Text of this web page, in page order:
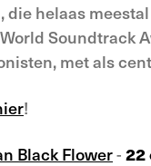
helaas
Soundtrack
met als
!
Black Flower- 22